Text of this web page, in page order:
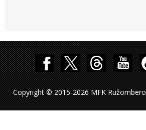
Copyright © 2015-2026 MFK